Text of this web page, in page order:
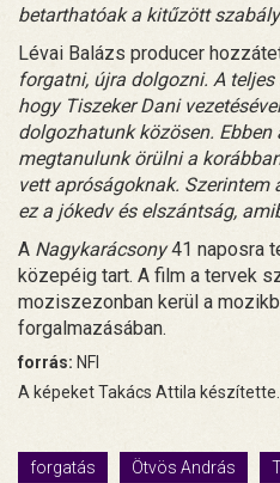
betarthatóak a kitűzött
Lévai Balázs producer
forgatni, újra dolgozni. A
hogy Tiszeker Dani
dolgozhatunk közösen. Ebben
megtanulunk örülni a
vett apróságoknak.
ez a jókedv és elszántság,
A Nagykarácsony41 naposra
közepéig tart. A film a tervek
moziszezonban kerül a
forgalmazásában.
forrás: NFI
A képeket Takács Attila készítette.
forgatás Ötvös András